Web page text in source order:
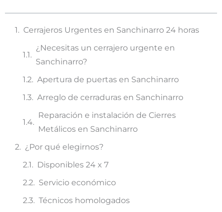
Cerrajeros Urgentes en Sanchinarro 24 horas
¿Necesitas un cerrajero urgente en
Sanchinarro?
Apertura de puertas en Sanchinarro
Arreglo de cerraduras en Sanchinarro
Reparación e instalación de Cierres
Metálicos en Sanchinarro
¿Por qué elegirnos?
Disponibles 24 x 7
Servicio económico
Técnicos homologados